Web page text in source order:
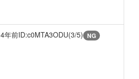
4年前ID:c0MTA3ODU(3/5) NG